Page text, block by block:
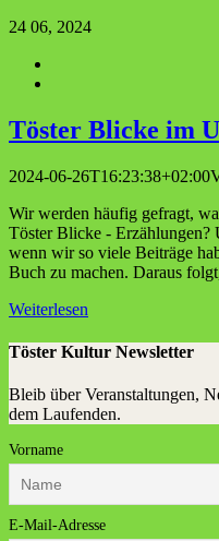
24 06, 2024
Tös­ter Bli­cke im
2024-06-26T16:23:38+02:00
Wir werden häufig gefragt,
Töster Blicke - Erzählungen?
wenn wir so viele Beiträge
Buch zu machen. Daraus
Weiterlesen
Töster Kultur Newsletter
Bleib über Veranstaltungen,
dem Laufenden.
Vorname
E-Mail-Adresse